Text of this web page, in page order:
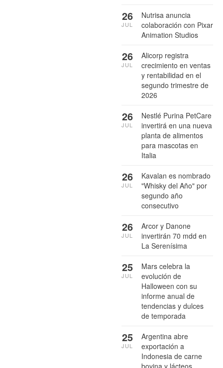
Nutrisa anuncia
colaboración con Pixar
Animation Studios
26
JUL
Alicorp registra
crecimiento en ventas
y rentabilidad en el
segundo trimestre de
2026
26
JUL
Nestlé Purina PetCare
invertirá en una nueva
planta de alimentos
para mascotas en
Italia
26
JUL
Kavalan es nombrado
"Whisky del Año" por
segundo año
consecutivo
26
JUL
Arcor y Danone
invertirán 70 mdd en
La Serenísima
26
JUL
Mars celebra la
evolución de
Halloween con su
informe anual de
tendencias y dulces
de temporada
25
JUL
Argentina abre
exportación a
Indonesia de carne
bovina y lácteos
25
JUL